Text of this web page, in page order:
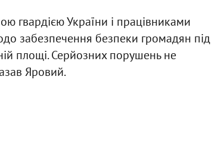
гвардією України і працівниками
забезпечення безпеки громадян під
площі. Серйозних порушень не
Яровий.